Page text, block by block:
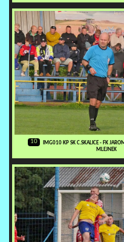
10
IMG010 KP SK C.SKALICE - FK
MLEJNEK